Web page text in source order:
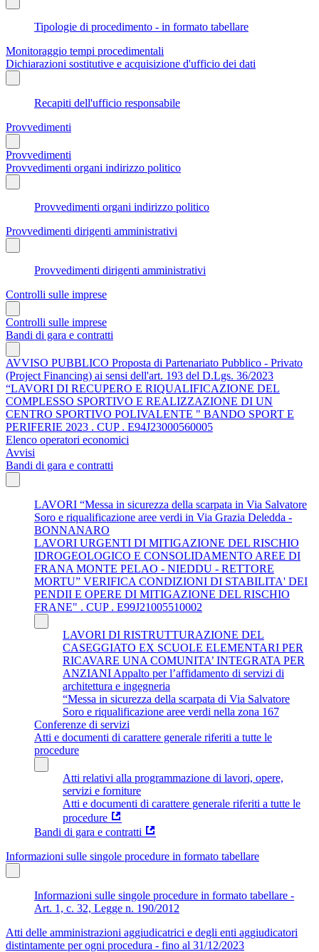
Tipologie di procedimento - in formato tabellare
Monitoraggio tempi procedimentali
Dichiarazioni sostitutive e acquisizione d'ufficio dei dati
Recapiti dell'ufficio responsabile
Provvedimenti
Provvedimenti
Provvedimenti organi indirizzo politico
Provvedimenti organi indirizzo politico
Provvedimenti dirigenti amministrativi
Provvedimenti dirigenti amministrativi
Controlli sulle imprese
Controlli sulle imprese
Bandi di gara e contratti
AVVISO PUBBLICO Proposta di Partenariato Pubblico - Privato
(Project Financing) ai sensi dell'art. 193 del D.Lgs. 36/2023
“LAVORI DI RECUPERO E RIQUALIFICAZIONE DEL
COMPLESSO SPORTIVO E REALIZZAZIONE DI UN
CENTRO SPORTIVO POLIVALENTE " BANDO SPORT E
PERIFERIE 2023 . CUP . E94J23000560005
Elenco operatori economici
Avvisi
Bandi di gara e contratti
LAVORI “Messa in sicurezza della scarpata in Via Salvatore
Soro e riqualificazione aree verdi in Via Grazia Deledda -
BONNANARO
LAVORI URGENTI DI MITIGAZIONE DEL RISCHIO
IDROGEOLOGICO E CONSOLIDAMENTO AREE DI
FRANA MONTE PELAO - NIEDDU - RETTORE
MORTU” VERIFICA CONDIZIONI DI STABILITA' DEI
PENDII E OPERE DI MITIGAZIONE DEL RISCHIO
FRANE" . CUP . E99J21005510002
LAVORI DI RISTRUTTURAZIONE DEL
CASEGGIATO EX SCUOLE ELEMENTARI PER
RICAVARE UNA COMUNITA’ INTEGRATA PER
ANZIANI Appalto per l’affidamento di servizi di
architettura e ingegneria
“Messa in sicurezza della scarpata di Via Salvatore
Soro e riqualificazione aree verdi nella zona 167
Conferenze di servizi
Atti e documenti di carattere generale riferiti a tutte le
procedure
Atti relativi alla programmazione di lavori, opere,
servizi e forniture
Atti e documenti di carattere generale riferiti a tutte le
procedure
Bandi di gara e contratti
Informazioni sulle singole procedure in formato tabellare
Informazioni sulle singole procedure in formato tabellare -
Art. 1, c. 32, Legge n. 190/2012
Atti delle amministrazioni aggiudicatrici e degli enti aggiudicatori
distintamente per ogni procedura - fino al 31/12/2023